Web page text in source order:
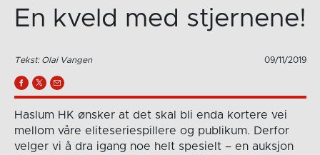
En kveld med stjernene!
Tekst: Olai Vangen 09/11/2019
Haslum HK ønsker at det skal bli enda kortere vei
mellom våre eliteseriespillere og publikum. Derfor
velger vi å dra igang noe helt spesielt – en auksjon